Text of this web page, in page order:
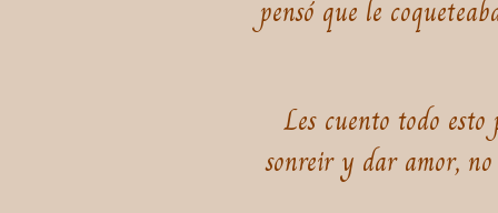
pensó que le
Les cuento todo
sonreir y dar amor,